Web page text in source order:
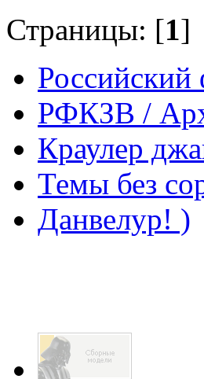
Страницы: [1]
РФКЗВ /
Краулер
Темы без
Данвелур! )